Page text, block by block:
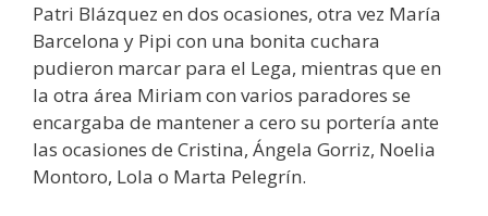
Patri Blázquez en dos ocasiones, otra vez María
Barcelona y Pipi con una bonita cuchara
pudieron marcar para el Lega, mientras que en
la otra área Miriam con varios paradores se
encargaba de mantener a cero su portería ante
las ocasiones de Cristina, Ángela Gorriz, Noelia
Montoro, Lola o Marta Pelegrín.